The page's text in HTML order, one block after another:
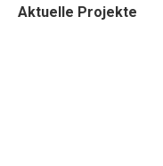
Aktuelle Projekte